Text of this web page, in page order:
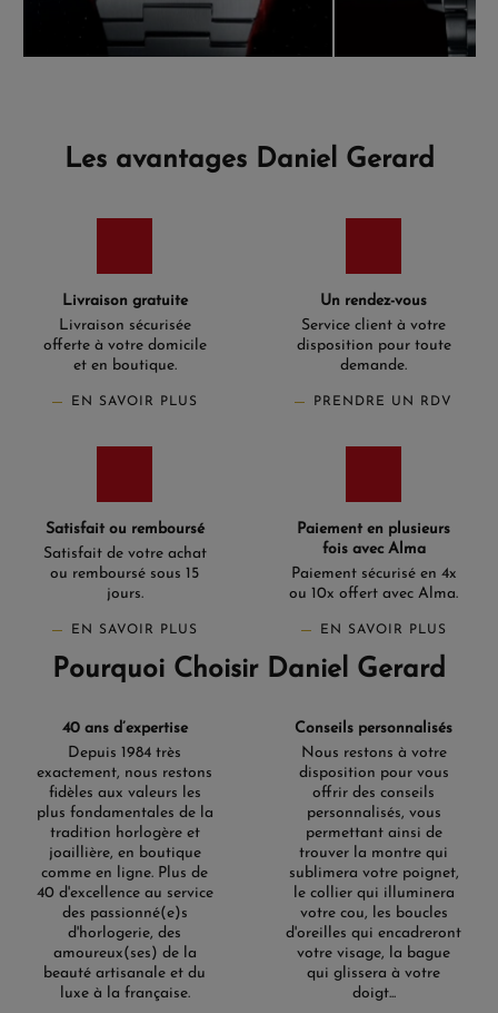
Les avantages Daniel Gerard
Livraison gratuite
Livraison sécurisée
offerte à votre domicile
et en boutique.
EN SAVOIR PLUS
Un rendez-vous
Service client à votre
disposition pour toute
demande.
PRENDRE UN RDV
Satisfait ou remboursé
Satisfait de votre achat
ou remboursé sous 15
jours.
EN SAVOIR PLUS
Paiement en plusieurs
fois avec Alma
Paiement sécurisé en 4x
ou 10x offert avec Alma.
EN SAVOIR PLUS
Pourquoi Choisir Daniel Gerard
40 ans d’expertise
Depuis 1984 très
exactement, nous restons
fidèles aux valeurs les
plus fondamentales de la
tradition horlogère et
joaillière, en boutique
comme en ligne. Plus de
40 d'excellence au service
des passionné(e)s
d'horlogerie, des
amoureux(ses) de la
beauté artisanale et du
luxe à la française.
Conseils personnalisés
Nous restons à votre
disposition pour vous
offrir des conseils
personnalisés, vous
permettant ainsi de
trouver la montre qui
sublimera votre poignet,
le collier qui illuminera
votre cou, les boucles
d'oreilles qui encadreront
votre visage, la bague
qui glissera à votre
doigt...